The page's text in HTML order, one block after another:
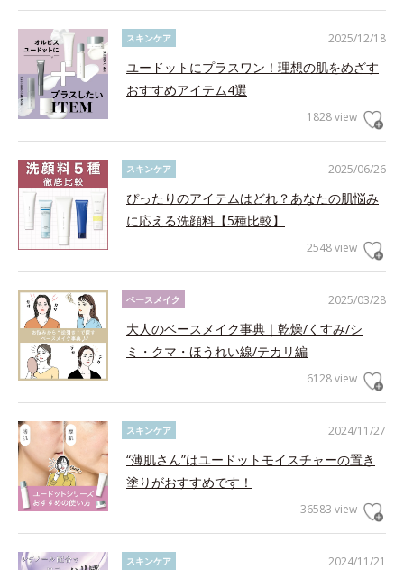
2025/12/18
スキンケア
ユードットにプラスワン！理想の肌をめざす
おすすめアイテム4選
1828 view
2025/06/26
スキンケア
ぴったりのアイテムはどれ？あなたの肌悩み
に応える洗顔料【5種比較】
2548 view
2025/03/28
ベースメイク
大人のベースメイク事典｜乾燥/くすみ/シ
ミ・クマ・ほうれい線/テカリ編
6128 view
2024/11/27
スキンケア
“薄肌さん”はユードットモイスチャーの置き
塗りがおすすめです！
36583 view
2024/11/21
スキンケア